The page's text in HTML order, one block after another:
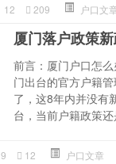
12 209 户口文
厦门落户政策
前言：厦门户口怎
门出台的官方户籍
了，这8年内并没有
台，当前户籍政策
9 12 户口文章